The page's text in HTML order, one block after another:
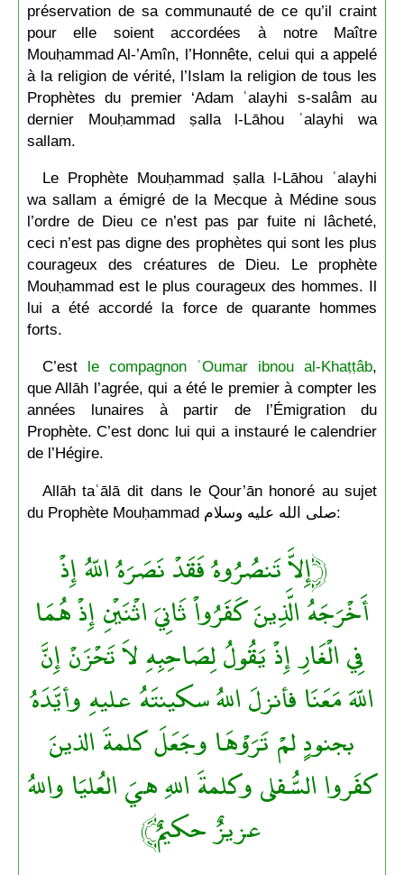
préservation de sa communauté de ce qu’il craint
pour elle soient accordées à notre Maître
Mouḥammad Al-’Amîn, l’Honnête, celui qui a appelé
à la religion de vérité, l’Islam la religion de tous les
Prophètes du premier ‘Adam ʿalayhi s-salâm au
dernier Mouḥammad ṣalla l-Lāhou ʿalayhi wa
sallam.
Le Prophète Mouḥammad ṣalla l-Lāhou ʿalayhi
wa sallam a émigré de la Mecque à Médine sous
l’ordre de Dieu ce n’est pas par fuite ni lâcheté,
ceci n’est pas digne des prophètes qui sont les plus
courageux des créatures de Dieu. Le prophète
Mouḥammad est le plus courageux des hommes. Il
lui a été accordé la force de quarante hommes
forts.
C’est le compagnon ʿOumar ibnou al-Khaṭṭâb,
que Allāh l’agrée, qui a été le premier à compter les
années lunaires à partir de l’Émigration du
Prophète. C’est donc lui qui a instauré le calendrier
de l’Hégire.
Allāh taʿālā dit dans le Qour’ān honoré au sujet
du Prophète Mouḥammad صلى الله عليه وسلام:
﴿إِلاَّ تَنصُرُوهُ فَقَدْ نَصَرَهُ اللّهُ إِذْ
أَخْرَجَهُ الَّذِينَ كَفَرُواْ ثَانِيَ اثْنَيْنِ إِذْ هُمَا
فِي الْغَارِ إِذْ يَقُولُ لِصَاحِبِهِ لاَ تَحْزَنْ إِنَّ
اللّهَ مَعَنَا فأنزلَ اللهُ سكينتَهُ عليهِ وأيَّدَهُ
بجنودٍ لمْ تَرَوْهَا وجَعَلَ كلمةَ الذينَ
كفَروا السُّفلى وكلمةَ اللهِ هيَ العُليَا واللهُ
عزيزٌ حكيمٌ﴾